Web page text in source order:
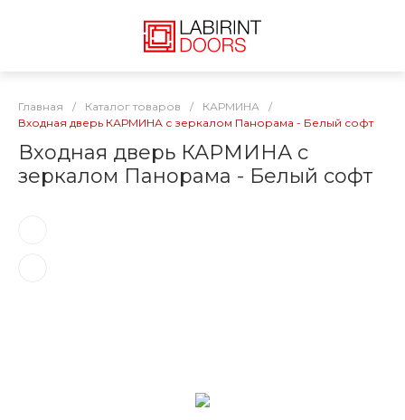
Главная / Каталог товаров / КАРМИНА
/
Входная дверь КАРМИНА с зеркалом Панорама - Белый софт
Входная дверь КАРМИНА с
зеркалом Панорама - Белый софт